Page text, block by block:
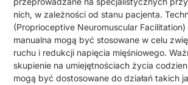
nich, w zależności od stanu pacjenta.
(Proprioceptive Neuromuscular
manualna mogą być stosowane w celu
ruchu i redukcji napięcia mięśniowego.
skupienie na umiejętnościach życia
mogą być dostosowane do działań takich